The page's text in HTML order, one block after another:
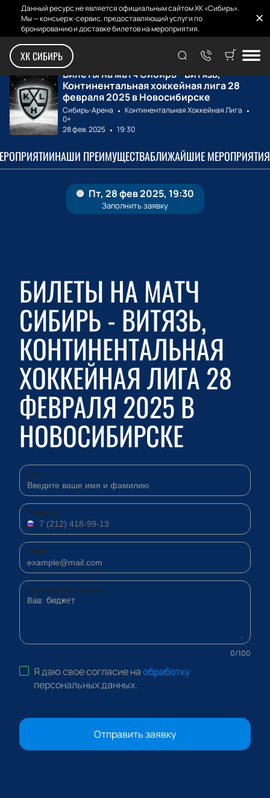
Данный ресурс не является официальным сайтом ХК «Сибирь».
Мы — консьерж-сервис, предоставляющий услуги по
бронированию и доставке билетов на мероприятия.
ХК СИБИРЬ
Главная Билеты на матчи Сибирь - Витязь
Билеты на матч Сибирь - Витязь,
Континентальная хоккейная лига 28
февраля 2025 в Новосибирске
Сибирь-Арена
Континентальная Хоккейная Лига
0+
28 фев. 2025
19:30
НАШИ ПРЕИМУЩЕСТВАБЛИЖАЙШИЕ МЕРОПРИЯТИЯ
БИЛЕТЫ НА МАТЧ
СИБИРЬ - ВИТЯЗЬ,
КОНТИНЕНТАЛЬНАЯ
ХОККЕЙНАЯ ЛИГА 28
ФЕВРАЛЯ 2025 В
НОВОСИБИРСКЕ
Имя
Телефон
Email
Комментарий к заявке
0/100
Я даю свое согласие наобработку
персональных данных.
Отправить заявку